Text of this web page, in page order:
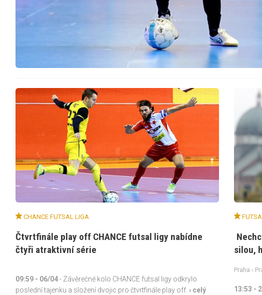
CHANCE FUTSAL LIGA
Čtvrtfinále play off CHANCE futsal ligy nabídne
čtyři atraktivní série
09:59 - 06/04- Závěrečné kolo CHANCE futsal ligy odkrylo
poslední tajenku a složení dvojic pro čtvrtfinále play off. › celý
silou,
Praha ›
13:53 -